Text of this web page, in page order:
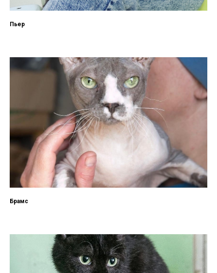
Пьер
Брамс